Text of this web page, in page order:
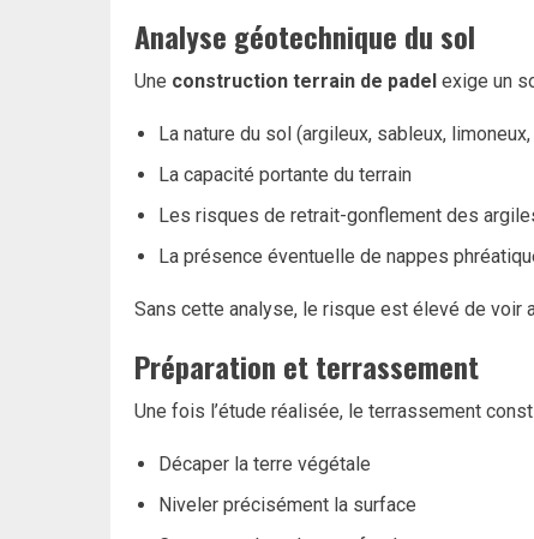
Analyse géotechnique du sol
Une construction terrain de padel exige un
La nature du sol (argileux, sableux,
La capacité portante du terrain
Les risques de retrait-gonflement des
La présence éventuelle de nappes
Sans cette analyse, le risque est élevé de
Préparation et terrassement
Une fois l’étude réalisée, le terrassement
Décaper la terre végétale
Niveler précisément la surface